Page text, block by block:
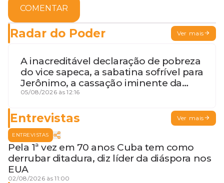
COMENTAR
Radar do Poder Ver mais
A inacreditável declaração de pobreza
do vice sapeca, a sabatina sofrível para
Jerônimo, a cassação iminente da
desembargadora e a vaga do Quinto
05/08/2026 às 12:16
Entrevistas Ver mais
ENTREVISTAS
Pela 1ª vez em 70 anos Cuba tem como
derrubar ditadura, diz líder da diáspora nos
EUA
02/08/2026 às 11:00